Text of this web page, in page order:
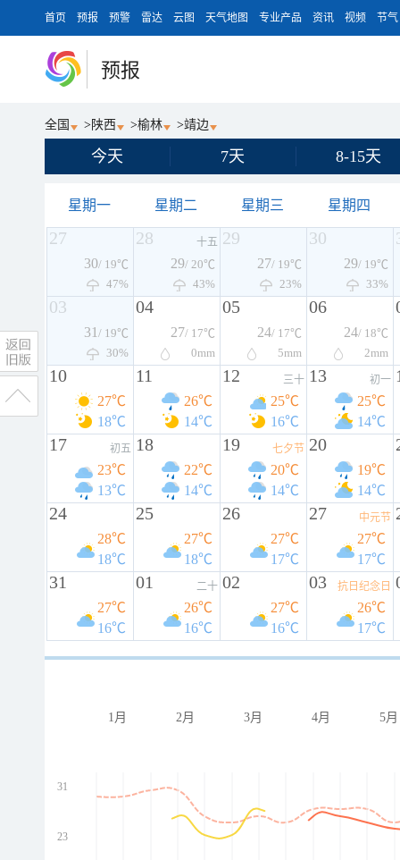
首页 预报 预警 雷达 云图 天气地图 专业产品 资讯 视频 节气
预报
全国 > 陕西 >榆林 >靖边
今天 7天 8-15天
星期一 星期二 星期三 星期四
27
30/ 19℃
47%
28 十五
29/ 20℃
43%
29
27/ 19℃
23%
30
29/ 19℃
33%
03
31 / 19℃
30%
04
27/ 17℃
0mm
05
24/ 17℃
5mm
06
24/ 18℃
2mm
10
27℃
18℃
11
26℃
14℃
12 三十
25℃
16℃
13 初一
25℃
14℃
17 初五
23℃
13℃
18
22℃
14℃
19 七夕节
20℃
14℃
20
19℃
14℃
24
28℃
18℃
25
27℃
18℃
26
27℃
17℃
27 中元节
27℃
17℃
31
27℃
16℃
01 二十
26℃
16℃
02
27℃
16℃
03 抗日纪念日
26℃
17℃
1月 2月 3月 4月 5月
31
23